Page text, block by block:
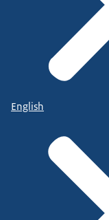
English